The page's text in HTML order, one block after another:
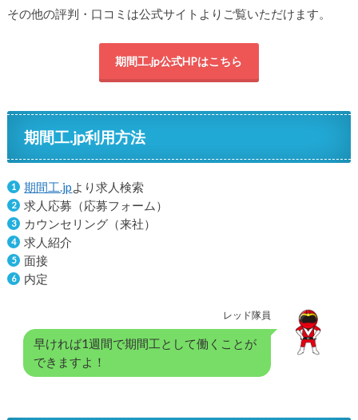
その他の評判・口コミは公式サイトよりご覧いただけます。
期間工.jp公式HPはこちら
期間工.jp利用方法
期間工.jpより求人検索
求人応募（応募フォーム）
カウンセリング（来社）
求人紹介
面接
内定
レッド隊員
早ければ1週間で期間工として働くことが
できますよ！